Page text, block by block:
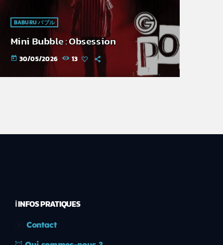
BABURU バブル
Mini Bubble : Obsession
today 30/05/2026 13
ℹ️ INFOS PRATIQUES
Contact